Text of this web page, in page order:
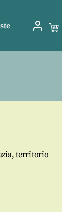
territorio